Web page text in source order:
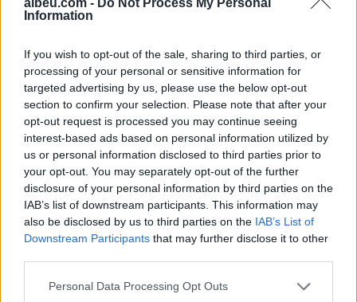
Information
If you wish to opt-out of the sale, sharing to third parties, or
processing of your personal or sensitive information for
targeted advertising by us, please use the below opt-out
section to confirm your selection. Please note that after your
opt-out request is processed you may continue seeing
interest-based ads based on personal information utilized by
us or personal information disclosed to third parties prior to
your opt-out. You may separately opt-out of the further
disclosure of your personal information by third parties on the
IAB’s list of downstream participants. This information may
also be disclosed by us to third parties on the IAB’s List of
Downstream Participants that may further disclose it to other
Personal Data Processing Opt Outs
Këtë vit mund të bëjmë
gjëra të mëdha”, portieri i
Chelseat synon triumfin
në Ligën Premier
Lionel Messi përcjell të
atin për në banesën e
fundit, publikohen pamje
prekëse nga ceremonia
private